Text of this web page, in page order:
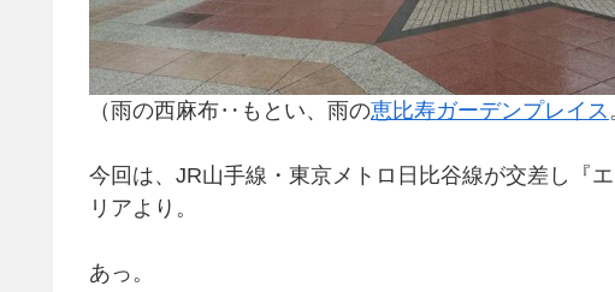
（雨の西麻布‥もとい、雨の恵比寿ガーデンプレイス
今回は、JR山手線・東京メトロ日比谷線が交差し『
リアより。
あっ。